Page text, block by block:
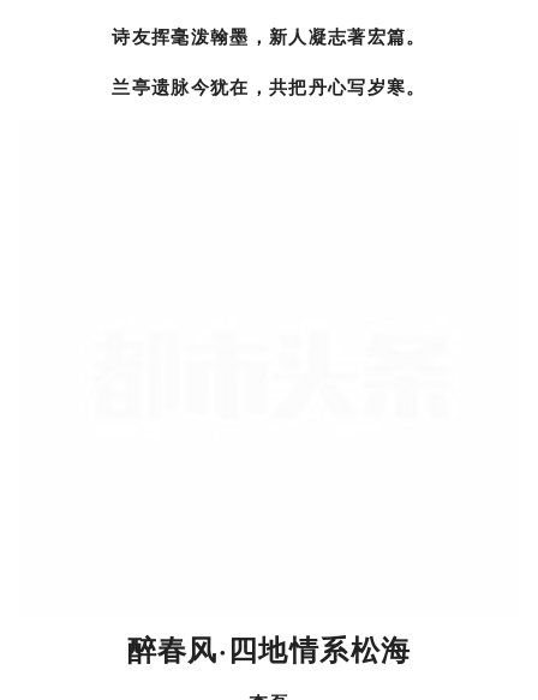
诗友挥毫泼翰墨，新人凝志著宏篇。
兰亭遗脉今犹在，共把丹心写岁寒。
醉春风·四地情系松海